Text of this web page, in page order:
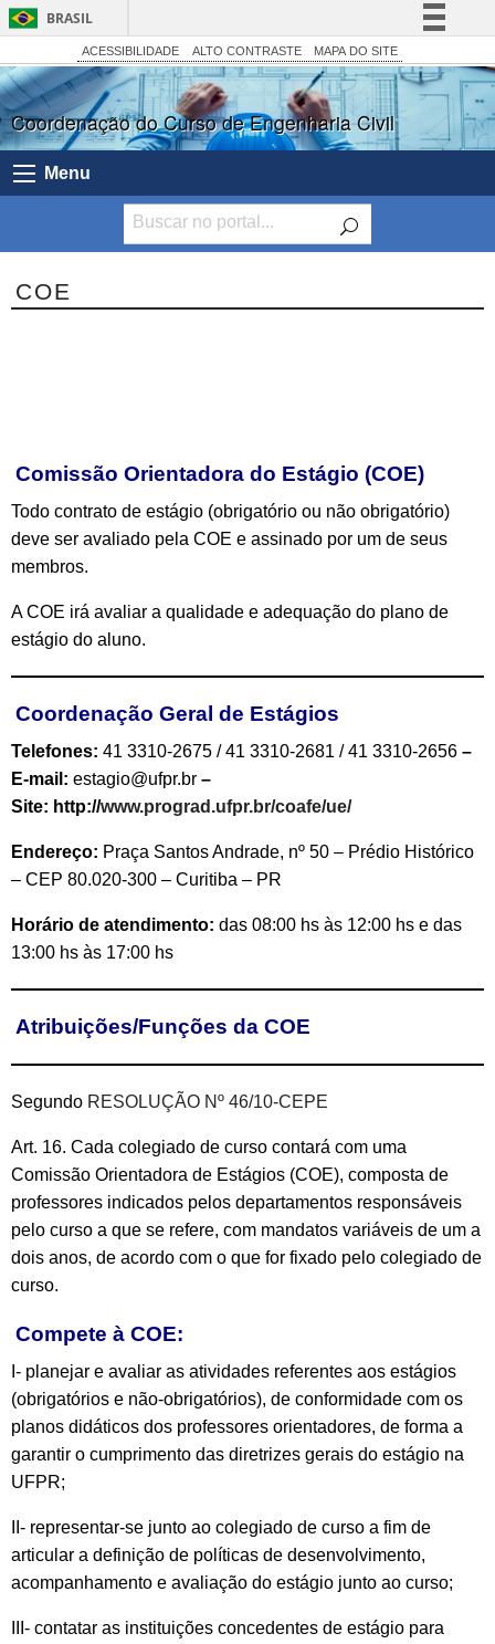
BRASIL
Simplifique!
Comunica BR
Participe
Acesso à informação
Canais
ACESSIBILIDADE ALTO CONTRASTE MAPA DO SITE
Coordenação do Curso de Engenharia Civil
Menu
COE
Comissão Orientadora do Estágio (COE)
Todo contrato de estágio (obrigatório ou não obrigatório)
deve ser avaliado pela COE e assinado por um de seus
membros.
A COE irá avaliar a qualidade e adequação do plano de
estágio do aluno.
Coordenação Geral de Estágios
Telefones: 41 3310-2675 / 41 3310-2681 / 41 3310-2656 –
E-mail: estagio@ufpr.br –
Site: http://www.prograd.ufpr.br/coafe/ue/
Endereço: Praça Santos Andrade, nº 50 – Prédio Histórico
– CEP 80.020-300 – Curitiba – PR
Horário de atendimento: das 08:00 hs às 12:00 hs e das
13:00 hs às 17:00 hs
Atribuições/Funções da COE
Segundo RESOLUÇÃO Nº 46/10-CEPE
Art. 16. Cada colegiado de curso contará com uma
Comissão Orientadora de Estágios (COE), composta de
professores indicados pelos departamentos responsáveis
pelo curso a que se refere, com mandatos variáveis de um a
dois anos, de acordo com o que for fixado pelo colegiado de
curso.
Compete à COE:
I- planejar e avaliar as atividades referentes aos estágios
(obrigatórios e não-obrigatórios), de conformidade com os
planos didáticos dos professores orientadores, de forma a
garantir o cumprimento das diretrizes gerais do estágio na
UFPR;
II- representar-se junto ao colegiado de curso a fim de
articular a definição de políticas de desenvolvimento,
acompanhamento e avaliação do estágio junto ao curso;
III- contatar as instituições concedentes de estágio para